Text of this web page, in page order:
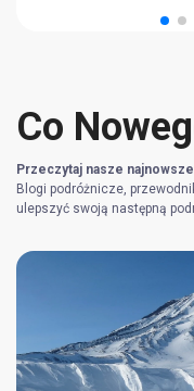
Co
Przeczytaj nasze najnowsze
Blogi podróżnicze,
ulepszyć swoją następną